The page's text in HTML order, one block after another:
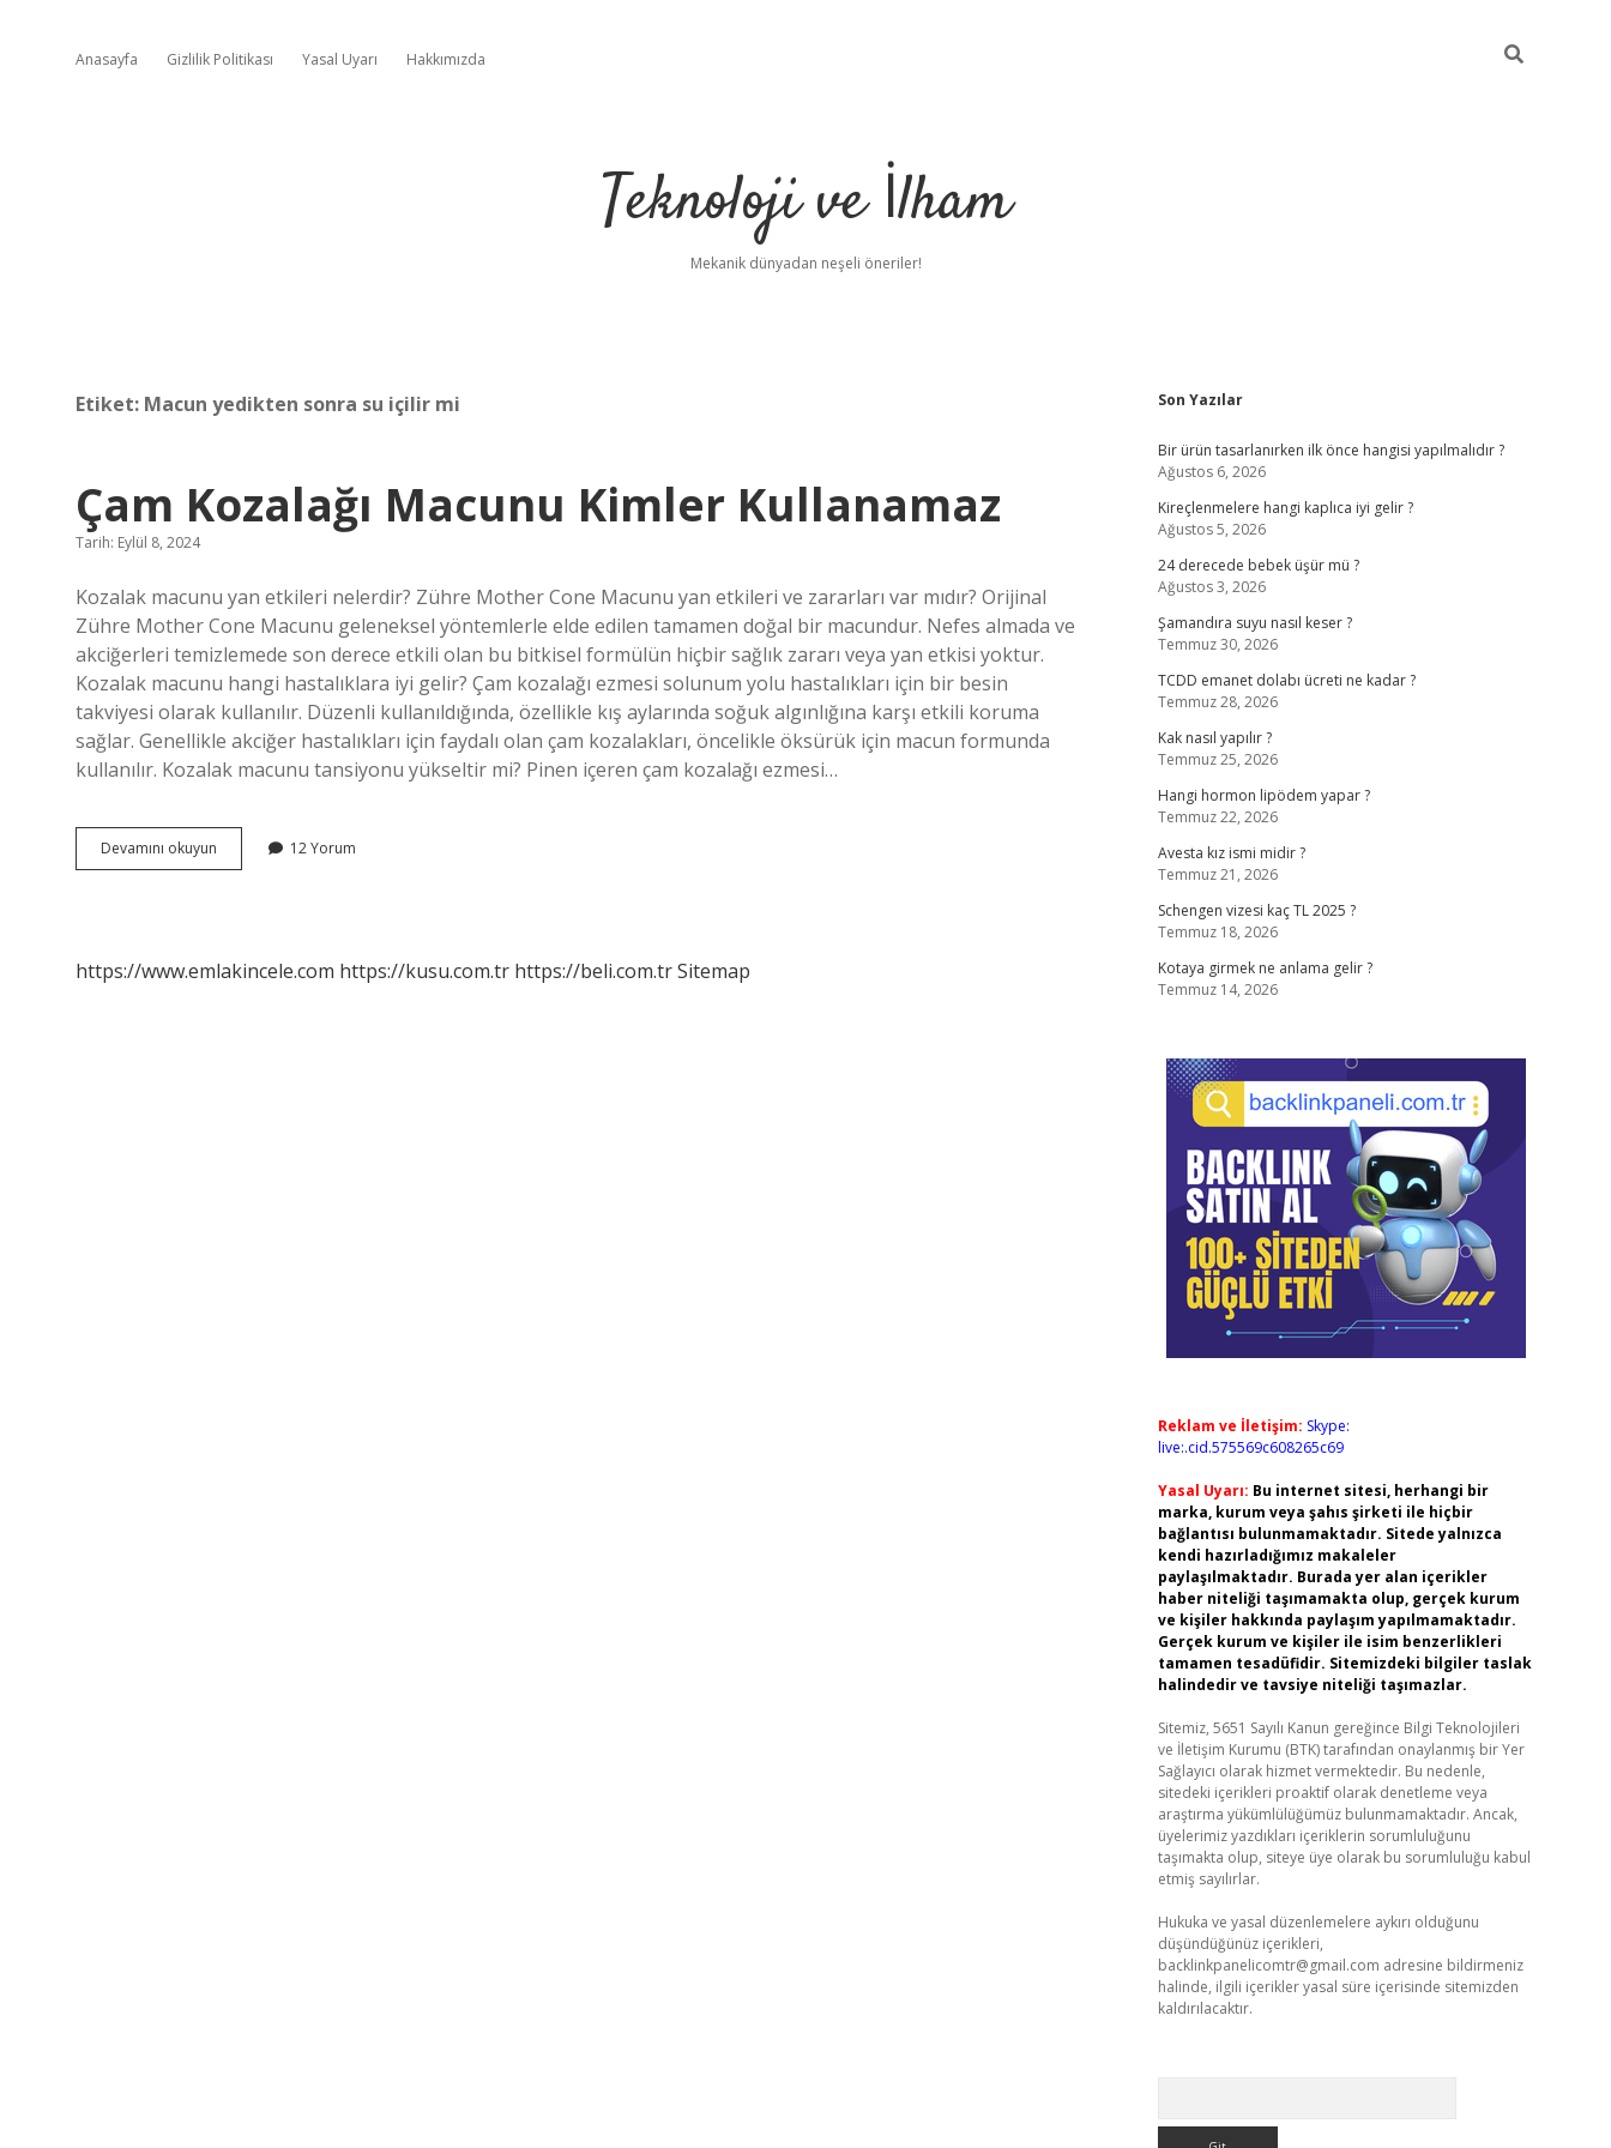
Anasayfa Gizlilik Politikası Yasal Uyarı Hakkımızda
Teknoloji ve İlham
Mekanik dünyadan neşeli öneriler!
Etiket: Macun yedikten sonra su içilir mi
Çam Kozalağı Macunu Kimler Kullanamaz
Tarih: Eylül 8, 2024
Kozalak macunu yan etkileri nelerdir? Zühre Mother Cone Macunu yan etkileri ve zararları var mıdır? Orijinal
Zühre Mother Cone Macunu geleneksel yöntemlerle elde edilen tamamen doğal bir macundur. Nefes almada ve
akciğerleri temizlemede son derece etkili olan bu bitkisel formülün hiçbir sağlık zararı veya yan etkisi yoktur.
Kozalak macunu hangi hastalıklara iyi gelir? Çam kozalağı ezmesi solunum yolu hastalıkları için bir besin
takviyesi olarak kullanılır. Düzenli kullanıldığında, özellikle kış aylarında soğuk algınlığına karşı etkili koruma
sağlar. Genellikle akciğer hastalıkları için faydalı olan çam kozalakları, öncelikle öksürük için macun formunda
kullanılır. Kozalak macunu tansiyonu yükseltir mi? Pinen içeren çam kozalağı ezmesi…
Devamını okuyun
Kozalağı
12 Yorum
https://www.emlakincele.com https://kusu.com.tr https://beli.com.trSitemap
Sidebar
Son Yazılar
Bir ürün tasarlanırken ilk önce hangisi yapılmalıdır ?
Ağustos 6, 2026
Kireçlenmelere hangi kaplıca iyi gelir ?
Ağustos 5, 2026
24 derecede bebek üşür mü ?
Ağustos 3, 2026
Şamandıra suyu nasıl keser ?
Temmuz 30, 2026
TCDD emanet dolabı ücreti ne kadar ?
Temmuz 28, 2026
Kak nasıl yapılır ?
Temmuz 25, 2026
Hangi hormon lipödem yapar ?
Temmuz 22, 2026
Avesta kız ismi midir ?
Temmuz 21, 2026
Schengen vizesi kaç TL 2025 ?
Temmuz 18, 2026
Kotaya girmek ne anlama gelir ?
Temmuz 14, 2026
Reklam ve İletişim: Skype:
live:.cid.575569c608265c69
Yasal Uyarı: Bu internet sitesi, herhangi bir
marka, kurum veya şahıs şirketi ile hiçbir
bağlantısı bulunmamaktadır. Sitede yalnızca
kendi hazırladığımız makaleler
paylaşılmaktadır. Burada yer alan içerikler
haber niteliği taşımamakta olup, gerçek kurum
ve kişiler hakkında paylaşım yapılmamaktadır.
Gerçek kurum ve kişiler ile isim benzerlikleri
tamamen tesadüfidir. Sitemizdeki bilgiler taslak
halindedir ve tavsiye niteliği taşımazlar.
Sitemiz, 5651 Sayılı Kanun gereğince Bilgi Teknolojileri
ve İletişim Kurumu (BTK) tarafından onaylanmış bir Yer
Sağlayıcı olarak hizmet vermektedir. Bu nedenle,
sitedeki içerikleri proaktif olarak denetleme veya
araştırma yükümlülüğümüz bulunmamaktadır. Ancak,
üyelerimiz yazdıkları içeriklerin sorumluluğunu
taşımakta olup, siteye üye olarak bu sorumluluğu kabul
etmiş sayılırlar.
Hukuka ve yasal düzenlemelere aykırı olduğunu
düşündüğünüz içerikleri,
backlinkpanelicomtr@gmail.com adresine bildirmeniz
halinde, ilgili içerikler yasal süre içerisinde sitemizden
kaldırılacaktır.